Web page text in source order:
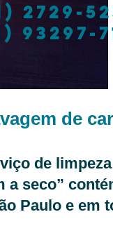
2729-
93297-
de
de
seco”
Paulo e em